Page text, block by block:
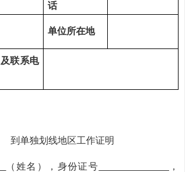
话
单位所在地
及联系电
到单独划线地区工作证明
（姓名），身份证号
，